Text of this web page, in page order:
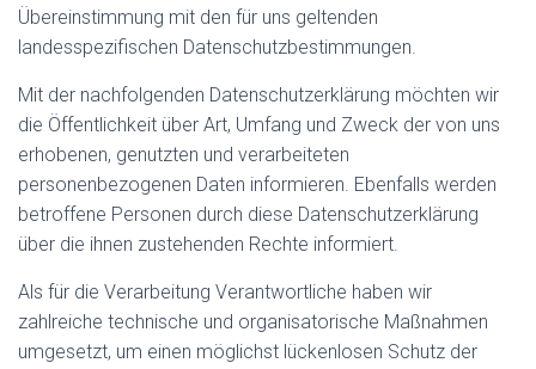
Übereinstimmung mit den für uns geltenden
landesspezifischen Datenschutzbestimmungen.
Mit der nachfolgenden Datenschutzerklärung möchten wir
die Öffentlichkeit über Art, Umfang und Zweck der von uns
erhobenen, genutzten und verarbeiteten
personenbezogenen Daten informieren. Ebenfalls werden
betroffene Personen durch diese Datenschutzerklärung
über die ihnen zustehenden Rechte informiert.
Als für die Verarbeitung Verantwortliche haben wir
zahlreiche technische und organisatorische Maßnahmen
umgesetzt, um einen möglichst lückenlosen Schutz der